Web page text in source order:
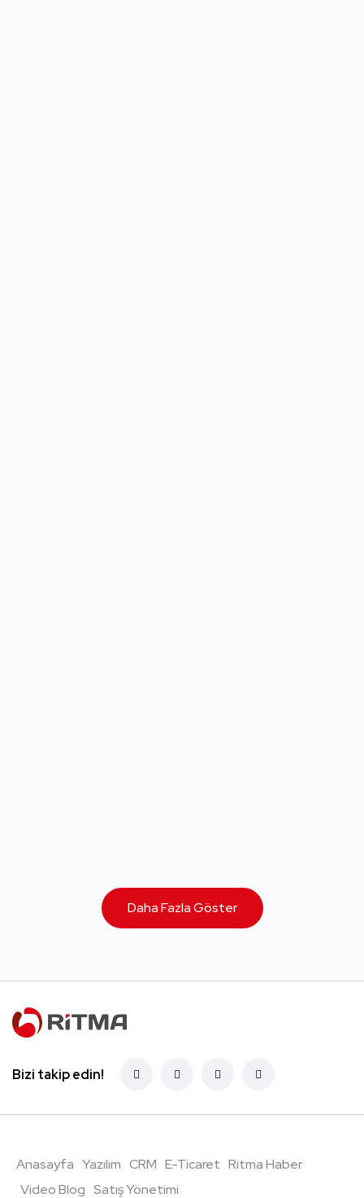
Daha Fazla Göster
Bizi takip edin!
Anasayfa Yazılım CRM E-Ticaret Ritma Haber
Video Blog Satış Yönetimi